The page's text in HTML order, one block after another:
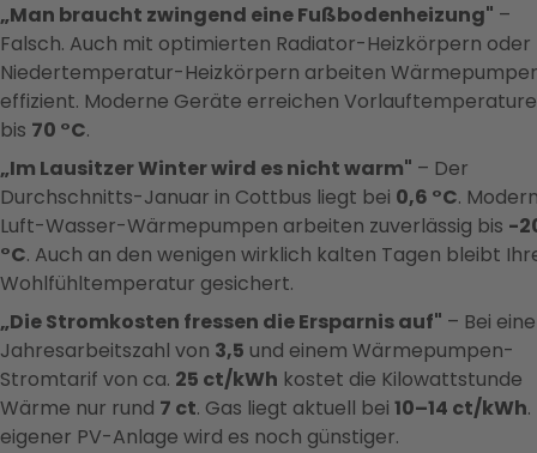
„Man braucht zwingend eine Fußbodenheizung" –
Falsch. Auch mit optimierten Radiator-Heizkörpern oder
Niedertemperatur-Heizkörpern arbeiten
effizient. Moderne Geräte erreichen
bis 70 °C.
„Im Lausitzer Winter wird es nicht warm" – Der
Durchschnitts-Januar in Cottbus liegt bei 0,6 °C.
Luft-Wasser-Wärmepumpen arbeiten zuverlässig bis -
°C. Auch an den wenigen wirklich kalten Tagen bleibt
Wohlfühltemperatur gesichert.
„Die Stromkosten fressen die Ersparnis auf" – Bei
Jahresarbeitszahl von 3,5 und einem Wärmepumpen-
Stromtarif von ca. 25 ct/kWh kostet die Kilowattstunde
Wärme nur rund 7 ct. Gas liegt aktuell bei 10–14 ct/kWh
eigener PV-Anlage wird es noch günstiger.